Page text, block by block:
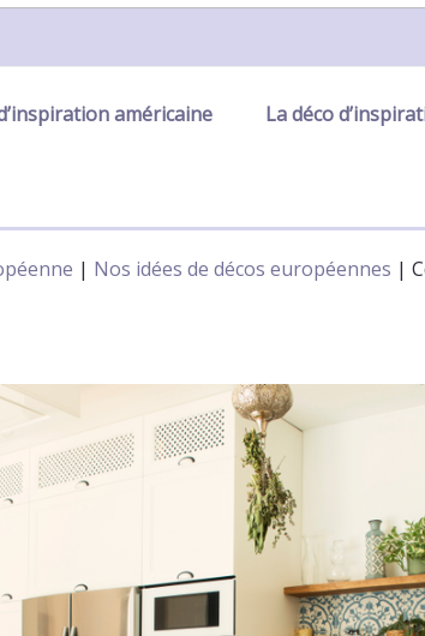
américaine La déco
| Nos idées de décos européennes |